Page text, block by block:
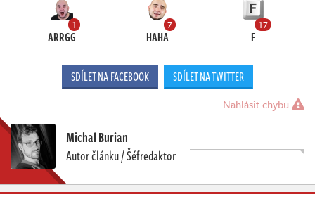
1
ARRGG
7
HAHA
17
F
SDÍLET NA FACEBOOK SDÍLET NA TWITTER
Nahlásit chybu
Michal Burian
Autor článku / Šéfredaktor